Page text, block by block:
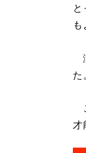
と
も
た
才